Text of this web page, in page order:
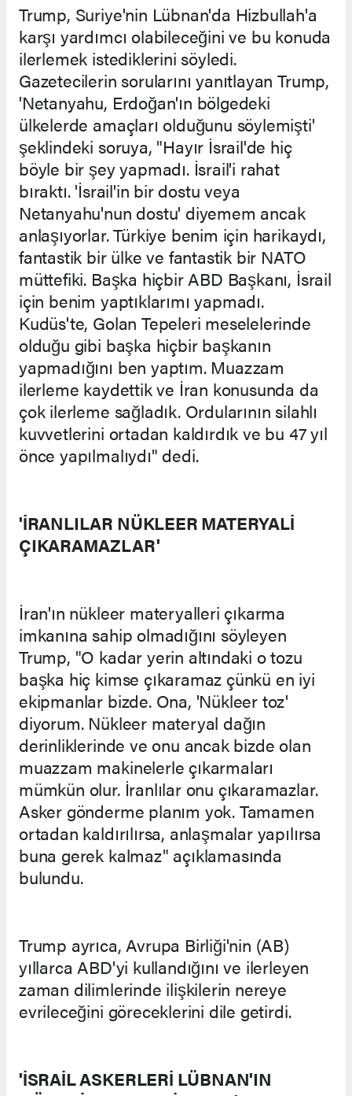
Trump, Suriye'nin Lübnan'da Hizbullah'a
karşı yardımcı olabileceğini ve bu konuda
ilerlemek istediklerini söyledi.
Gazetecilerin sorularını yanıtlayan Trump,
'Netanyahu, Erdoğan'ın bölgedeki
ülkelerde amaçları olduğunu söylemişti'
şeklindeki soruya, "Hayır İsrail'de hiç
böyle bir şey yapmadı. İsrail'i rahat
bıraktı. 'İsrail'in bir dostu veya
Netanyahu'nun dostu' diyemem ancak
anlaşıyorlar. Türkiye benim için harikaydı,
fantastik bir ülke ve fantastik bir NATO
müttefiki. Başka hiçbir ABD Başkanı, İsrail
için benim yaptıklarımı yapmadı.
Kudüs'te, Golan Tepeleri meselelerinde
olduğu gibi başka hiçbir başkanın
yapmadığını ben yaptım. Muazzam
ilerleme kaydettik ve İran konusunda da
çok ilerleme sağladık. Ordularının silahlı
kuvvetlerini ortadan kaldırdık ve bu 47 yıl
önce yapılmalıydı" dedi.
'İRANLILAR NÜKLEER MATERYALİ
ÇIKARAMAZLAR'
İran'ın nükleer materyalleri çıkarma
imkanına sahip olmadığını söyleyen
Trump, "O kadar yerin altındaki o tozu
başka hiç kimse çıkaramaz çünkü en iyi
ekipmanlar bizde. Ona, 'Nükleer toz'
diyorum. Nükleer materyal dağın
derinliklerinde ve onu ancak bizde olan
muazzam makinelerle çıkarmaları
mümkün olur. İranlılar onu çıkaramazlar.
Asker gönderme planım yok. Tamamen
ortadan kaldırılırsa, anlaşmalar yapılırsa
buna gerek kalmaz" açıklamasında
bulundu.
Trump ayrıca, Avrupa Birliği'nin (AB)
yıllarca ABD'yi kullandığını ve ilerleyen
zaman dilimlerinde ilişkilerin nereye
evrileceğini göreceklerini dile getirdi.
'İSRAİL ASKERLERİ LÜBNAN'IN